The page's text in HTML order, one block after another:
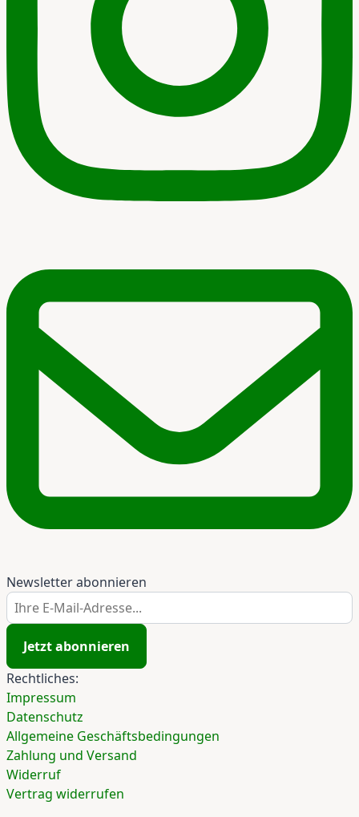
Newsletter abonnieren
Ihre E-Mail-Adresse...
Jetzt abonnieren
Rechtliches:
Impressum
Datenschutz
Allgemeine Geschäftsbedingungen
Zahlung und Versand
Widerruf
Vertrag widerrufen